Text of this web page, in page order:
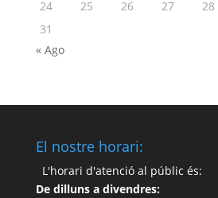
24
25 26 27 28
31
« Ago
El nostre horari:
L'horari d'atenció al públic és:
De dilluns a divendres: